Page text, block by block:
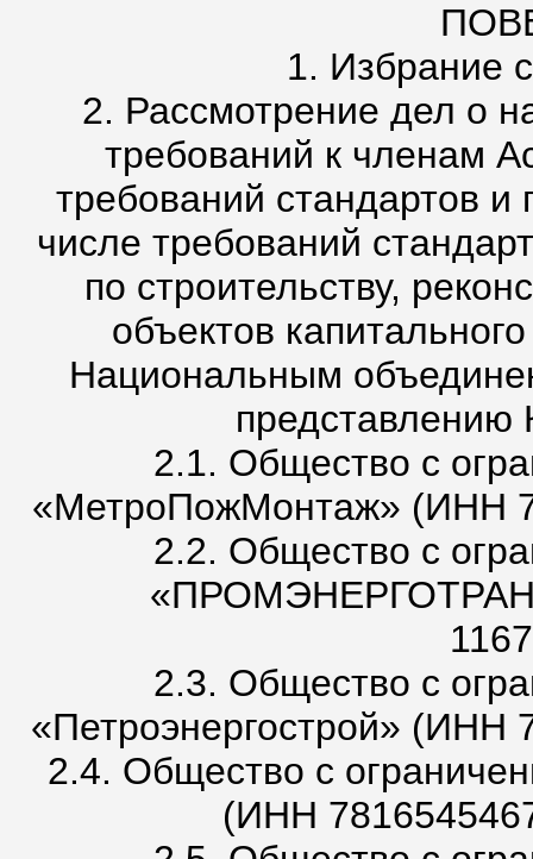
1. Избрание
2. Рассмотрение дел о
требований к членам
требований стандартов
числе требований
по строительству,
объектов
Национальным
представлению
2.1. Общество с
«МетроПожМонтаж» (ИНН
2.2. Общество с
2.3. Общество с
«Петроэнергострой» (ИНН
2.4. Общество с
(ИНН